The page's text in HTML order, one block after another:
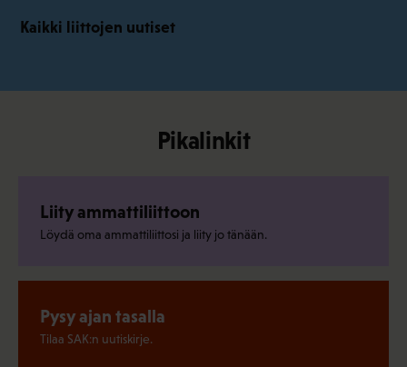
Kaikki liittojen uutiset
Pikalinkit
Liity ammattiliittoon
Löydä oma ammattiliittosi ja liity jo tänään.
Pysy ajan tasalla
Tilaa SAK:n uutiskirje.